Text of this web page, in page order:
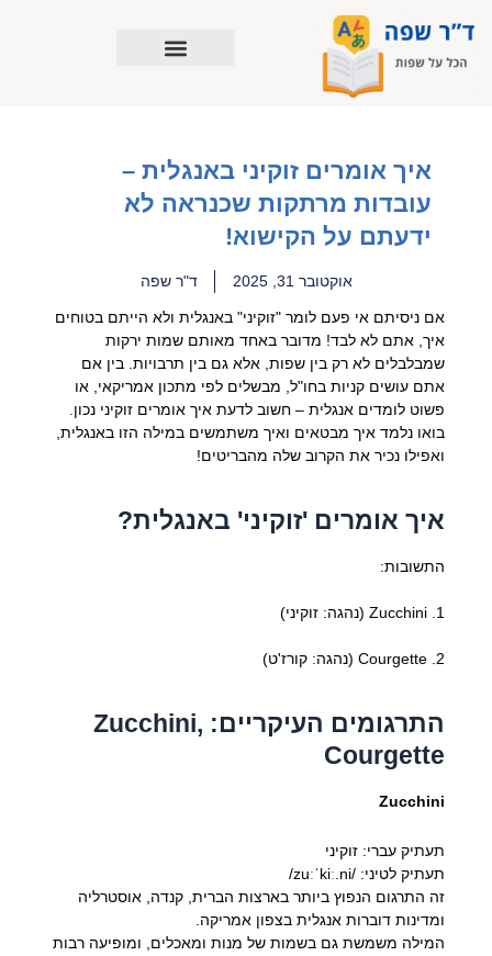
לתוכן
איך אומרים זוקיני באנגלית –
עובדות מרתקות שכנראה לא
ידעתם על הקישוא!
אוקטובר 31, 2025 ד"ר שפה
אם ניסיתם אי פעם לומר "זוקיני" באנגלית ולא הייתם בטוחים
איך, אתם לא לבד! מדובר באחד מאותם שמות ירקות
שמבלבלים לא רק בין שפות, אלא גם בין תרבויות. בין אם
אתם עושים קניות בחו"ל, מבשלים לפי מתכון אמריקאי, או
פשוט לומדים אנגלית – חשוב לדעת איך אומרים זוקיני נכון.
בואו נלמד איך מבטאים ואיך משתמשים במילה הזו באנגלית,
ואפילו נכיר את הקרוב שלה מהבריטים!
איך אומרים 'זוקיני' באנגלית?
התשובות:
1. Zucchini (נהגה: זוקיני)
2. Courgette (נהגה: קורז'ט)
התרגומים העיקריים: Zucchini,
Courgette
Zucchini
תעתיק עברי: זוקיני
תעתיק לטיני: /zuːˈkiː.ni/
זה התרגום הנפוץ ביותר בארצות הברית, קנדה, אוסטרליה
ומדינות דוברות אנגלית בצפון אמריקה.
המילה משמשת גם בשמות של מנות ומאכלים, ומופיעה רבות